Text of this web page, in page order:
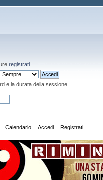
registrati
e la durata della sessione.
Calendario Accedi Registrati